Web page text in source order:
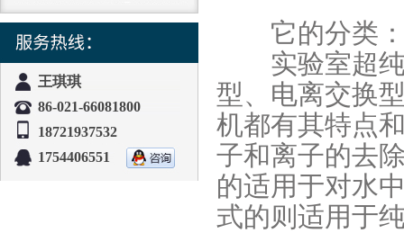
王琪琪
86-021-66081800
18721937532
1754406551
它的分类
实验室超纯
型、电离交换
机都有其特点
子和离子的去
的适用于对水
式的则适用于